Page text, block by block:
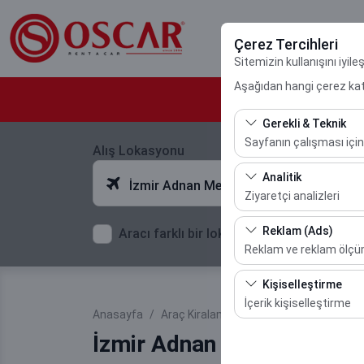
Çerez Tercihleri
Sitemizin kullanışını
Aşağıdan hangi çerez
Gerekli & Teknik
Sayfanın çalışması
Bu çerezler sitenin
bırakılamaz.
Analitik
Ziyaretçi analizleri
Bu çerezler, sitemizin
etmemizi sağlar. Bu
Reklam (Ads)
Reklam ve reklam
Bu çerezler, size ilgi
etkinliğini (gösterim
Kişiselleştirme
İçerik kişiselleştirme
deneyiminizin
Alış Lokasyonu
İzmir Adnan Menderes Havalimanı
Aracı farklı bir lokasyona bırakacağım
Anasayfa Araç Kiralama Ofislerimiz İzmir
İzmir Adnan Menderes